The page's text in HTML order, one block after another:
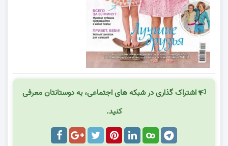
اشتراک گذاری در شبکه های اجتماعی، به دوستانتان معرفی
کنید.